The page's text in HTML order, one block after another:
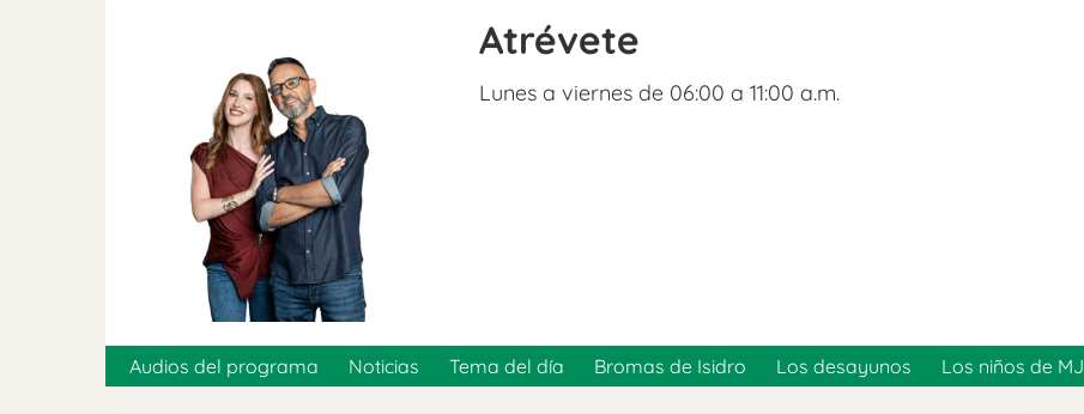
Atrévete
Lunes a viernes de 06:00 a 11:00 a.m.
Audios del programa Noticias Tema del día Bromas de Isidro Los desayunos Los niños de MJ